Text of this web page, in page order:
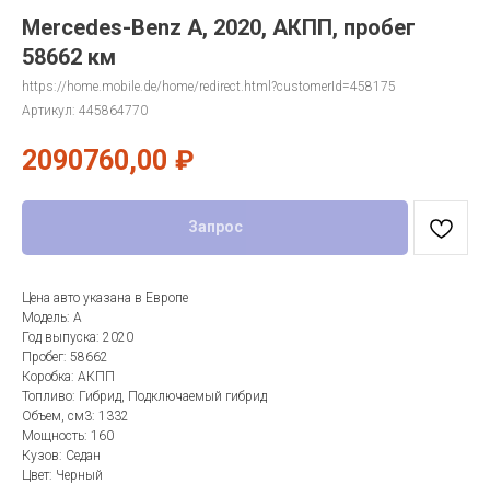
Mercedes-Benz A, 2020, АКПП, пробег
58662 км
https://home.mobile.de/home/redirect.html?customerId=458175
Артикул: 445864770
2090760,00 ₽
Запрос
Цена авто указана в Европе
Модель: A
Год выпуска: 2020
Пробег: 58662
Коробка: АКПП
Топливо: Гибрид, Подключаемый гибрид
Объем, см3: 1332
Мощность: 160
Кузов: Седан
Цвет: Черный